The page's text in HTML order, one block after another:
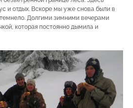
и отдых. Вскоре мы уже снова были в
Долгими зимними вечерами
которая постоянно дымила и